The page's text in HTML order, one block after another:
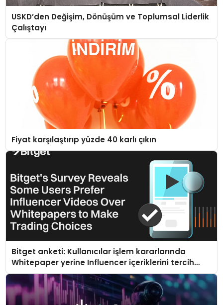
USKD’den Değişim, Dönüşüm ve Toplumsal Liderlik
Çalıştayı
Fiyat karşılaştırıp yüzde 40 karlı çıkın
Bitget anketi: Kullanıcılar işlem kararlarında
Whitepaper yerine Influencer içeriklerini tercih
ediyor